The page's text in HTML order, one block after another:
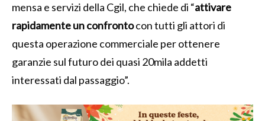
mensa e servizi della Cgil, che chiede di “attivare
rapidamente un confrontocon tutti gli attori di
questa operazione commerciale per ottenere
garanzie sul futuro dei quasi 20mila addetti
interessati dal passaggio”.